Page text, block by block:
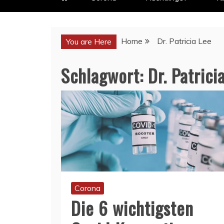
You are Here Home Dr. Patricia Lee
Schlagwort: Dr.
Corona
Die 6 wichtigsten